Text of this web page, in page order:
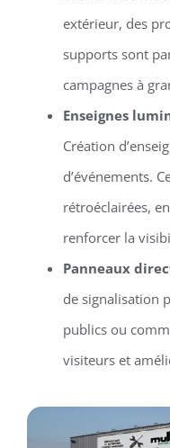
extérieur, des
supports sont
campagnes à
Enseignes
Création
d’événements.
rétroéclairées,
renforcer la
Panneaux
de signalisation
publics ou
visiteurs et